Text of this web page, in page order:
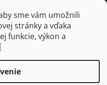
sme vám umožnili
stránky a vďaka
funkcie, výkon a
Hľadať
Včelobal S zvieratká,
1 ks